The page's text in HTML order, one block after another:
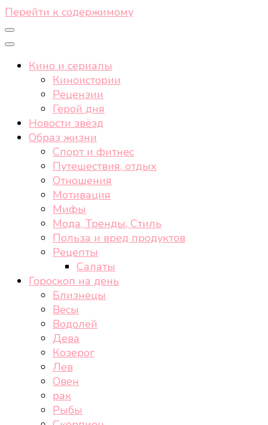
Перейти к содержимому
Кино и сериалы
Киноистории
Рецензии
Герой дня
Новости звёзд
Образ жизни
Спорт и фитнес
Путешествия, отдых
Отношения
Мотивация
Мифы
Мода, Тренды, Стиль
Польза и вред продуктов
Рецепты
Салаты
Гороскоп на день
Близнецы
Весы
Водолей
Дева
Козерог
Лев
Овен
рак
Рыбы